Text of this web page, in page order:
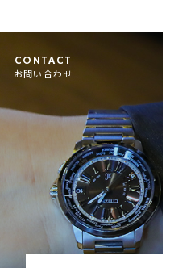
CONTACT
お問い合わせ